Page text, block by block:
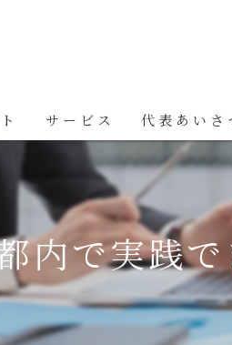
サービス 代表あいさ
内で実践